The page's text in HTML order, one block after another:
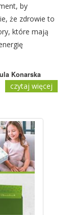
by
że zdrowie to
które mają
Konarska
czytaj więcej